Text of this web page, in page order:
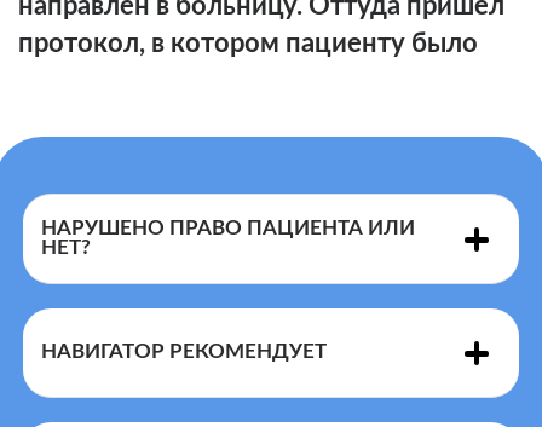
направлен в больницу. Оттуда пришел
протокол, в котором пациенту было
НАРУШЕНО ПРАВО ПАЦИЕНТА ИЛИ
НЕТ?
НАВИГАТОР РЕКОМЕНДУЕТ